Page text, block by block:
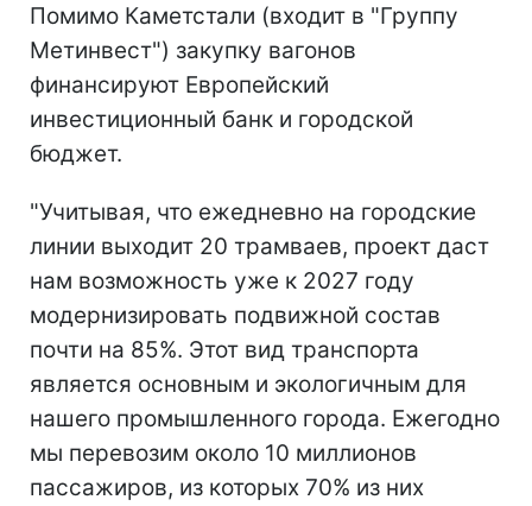
Помимо Каметстали (входит в "Группу
Метинвест") закупку вагонов
финансируют Европейский
инвестиционный банк и городской
бюджет.
"Учитывая, что ежедневно на городские
линии выходит 20 трамваев, проект даст
нам возможность уже к 2027 году
модернизировать подвижной состав
почти на 85%. Этот вид транспорта
является основным и экологичным для
нашего промышленного города. Ежегодно
мы перевозим около 10 миллионов
пассажиров, из которых 70% из них